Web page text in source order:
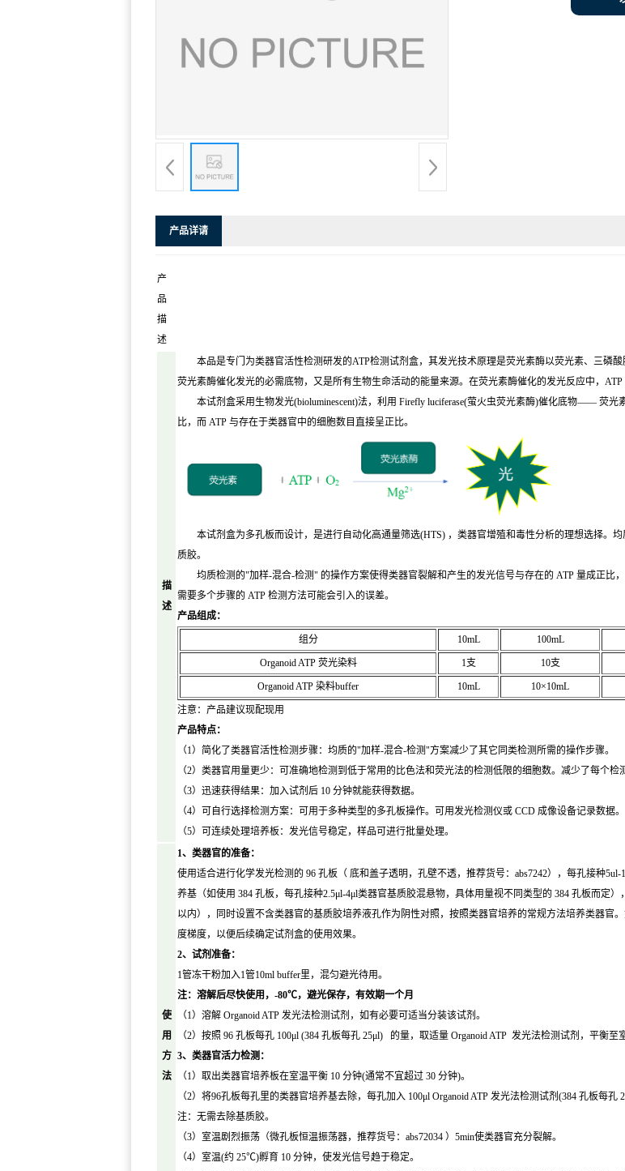
产品详请
产
品
描
述
描
述
本品是专门为类器官活性检测研发的ATP检测试剂盒，其发光技术原理是荧光素酶以荧光素、三磷酸
荧光素酶催化发光的必需底物，又是所有生物生命活动的能量来源。在荧光素酶催化的发光反应中，
本试剂盒采用生物发光(bioluminescent)法，利用 Firefly luciferase(萤火虫荧光素酶)催化底物—— 荧光
比，而 ATP 与存在于类器官中的细胞数目直接呈正比。
本试剂盒为多孔板而设计，是进行自动化高通量筛选(HTS) ，类器官增殖和毒性分析的理想选择。均
质胶。
均质检测的"加样-混合-检测" 的操作方案使得类器官裂解和产生的发光信号与存在的 ATP 量成正比
需要多个步骤的 ATP 检测方法可能会引入的误差。
产品组成：
组分 10mL 100mL
Organoid ATP 荧光染料 1支 10支
Organoid ATP 染料buffer 10mL 10×10mL
注意：产品建议现配现用
产品特点：
（1）简化了类器官活性检测步骤：均质的"加样-混合-检测"方案减少了其它同类检测所需的操作步骤。
（2）类器官用量更少：可准确地检测到低于常用的比色法和荧光法的检测低限的细胞数。减少了每个检
（3）迅速获得结果：加入试剂后 10 分钟就能获得数据。
（4）可自行选择检测方案：可用于多种类型的多孔板操作。可用发光检测仪或 CCD 成像设备记录数据。
（5）可连续处理培养板：发光信号稳定，样品可进行批量处理。
使
用
方
法
1、类器官的准备：
使用适合进行化学发光检测的 96 孔板（ 底和盖子透明，孔壁不透，推荐货号：abs7242），每孔接种
养基（如使用 384 孔板，每孔接种2.5μl-4μl类器官基质胶混悬物，具体用量视不同类型的 384 孔板而定
以内），同时设置不含类器官的基质胶培养液孔作为阴性对照，按照类器官培养的常规方法培养类器官
度梯度，以便后续确定试剂盒的使用效果。
2、试剂准备：
1管冻干粉加入1管10ml buffer里，混匀避光待用。
注：溶解后尽快使用，-80℃，避光保存，有效期一个月
（1）溶解 Organoid ATP 发光法检测试剂，如有必要可适当分装该试剂。
（2）按照 96 孔板每孔 100μl (384 孔板每孔 25μl) 的量，取适量 Organoid ATP 发光法检测试剂，平衡至
3、类器官活力检测：
（1）取出类器官培养板在室温平衡 10 分钟(通常不宜超过 30 分钟)。
（2）将96孔板每孔里的类器官培养基去除，每孔加入 100μl Organoid ATP 发光法检测试剂(384 孔板每孔
注：无需去除基质胶。
（3）室温剧烈振荡（微孔板恒温振荡器，推荐货号：abs72034 ）5min使类器官充分裂解。
（4）室温(约 25℃)孵育 10 分钟，使发光信号趋于稳定。